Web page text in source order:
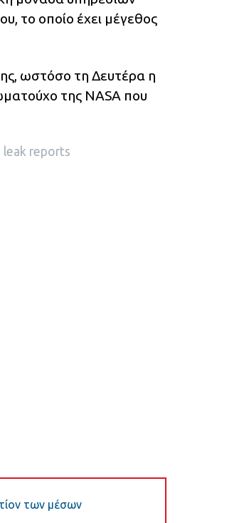
το οποίο έχει μέγεθος
ωστόσο τη Δευτέρα η
της NASA που
leak reports
των μέσων